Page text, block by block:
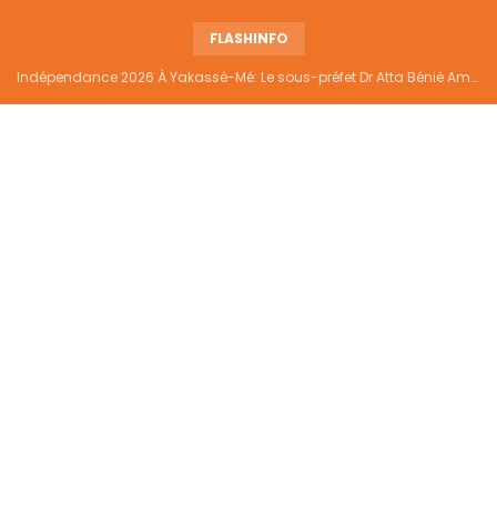
FLASHINFO
Indépendance 2026 À Yakassé-Mé: Le sous-préfet Dr Atta Bénié Amédé appelle à l’unité, à la sécurité et au développement